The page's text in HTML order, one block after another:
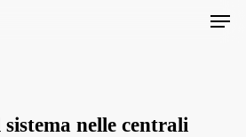
Menu
nelle centrali